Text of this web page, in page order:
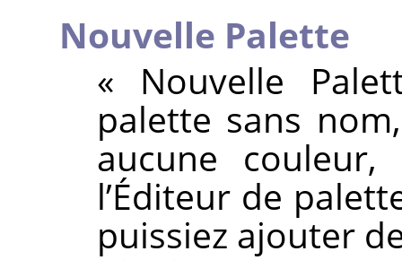
Nouvelle Palette
« Nouvelle
palette sans
aucune
l’Éditeur de
puissiez ajouter